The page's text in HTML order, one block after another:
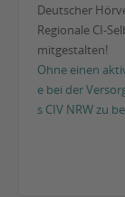
Deutscher
Regionale CI-
mitgestalten!
Ohne einen
e bei der
s CIV NRW zu